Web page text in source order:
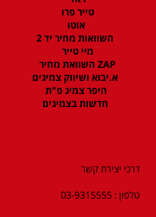
טייר פרו
אוטו
השוואות מחיר יד 2
מיי טייר
ZAP השוואת מחיר
א.יבוא ושיווק צמיגים
היפר צמיג פ"ת
חדשות בצמיגים
דרכי יצירת קשר
טלפון : 03-9315555